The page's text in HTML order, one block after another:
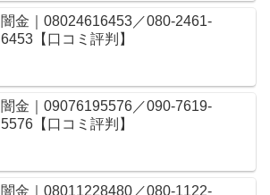
闇金｜08024616453／080-2461-
6453【口コミ評判】
闇金｜09076195576／090-7619-
5576【口コミ評判】
闇金｜08011228480／080-1122-